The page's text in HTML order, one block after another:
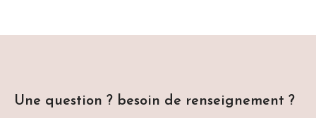
Une question ? besoin de renseignement ?